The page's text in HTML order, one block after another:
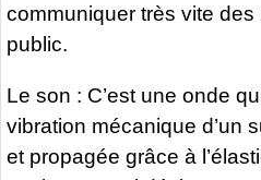
communiquer très vite
public.
Le son : C’est une onde
vibration mécanique d’un
et propagée grâce à